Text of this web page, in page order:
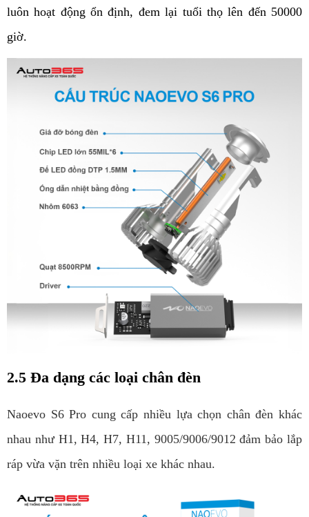
luôn hoạt động ổn định, đem lại tuổi thọ lên đến 50000
giờ.
2.5 Đa dạng các loại chân đèn
Naoevo S6 Pro cung cấp nhiều lựa chọn chân đèn khác
nhau như H1, H4, H7, H11, 9005/9006/9012 đảm bảo lắp
ráp vừa vặn trên nhiều loại xe khác nhau.